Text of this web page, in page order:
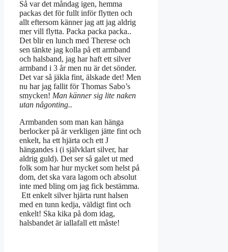
Så var det måndag igen, hemma
packas det för fullt inför flytten och
allt eftersom känner jag att jag aldrig
mer vill flytta. Packa packa packa..
Det blir en lunch med Therese och
sen tänkte jag kolla på ett armband
och halsband, jag har haft ett silver
armband i 3 år men nu är det sönder.
Det var så jäkla fint, älskade det! Men
nu har jag fallit för Thomas Sabo’s
smycken! Man känner sig lite naken
utan någonting..
Armbanden som man kan hänga
berlocker på är verkligen jätte fint och
enkelt, ha ett hjärta och ett J
hängandes i (i självklart silver, har
aldrig guld). Det ser så galet ut med
folk som har hur mycket som helst på
dom, det ska vara lagom och absolut
inte med bling om jag fick bestämma.
Ett enkelt silver hjärta runt halsen
med en tunn kedja, väldigt fint och
enkelt! Ska kika på dom idag,
halsbandet är iallafall ett måste!